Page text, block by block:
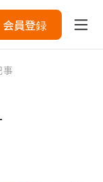
会員登録
事